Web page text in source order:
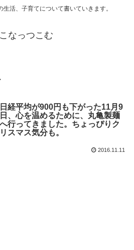
活、子育てについて書いていきます。
なっつこむ
日経平均が900円も下がった11月9
日、心を温めるために、丸亀製麺
へ行ってきました。ちょっぴりク
リスマス気分も。
2016.11.11